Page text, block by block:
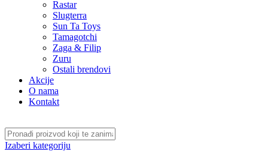
Rastar
Slugterra
Sun Ta Toys
Tamagotchi
Zaga & Filip
Zuru
Ostali brendovi
Akcije
O nama
Kontakt
Izaberi kategoriju